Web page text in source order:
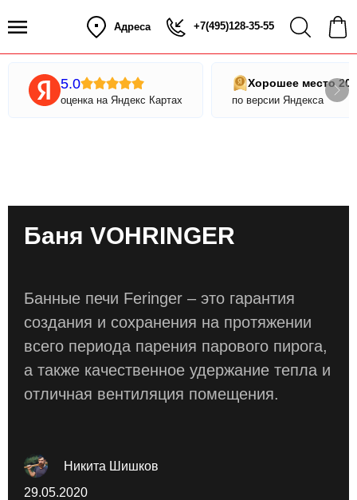
Адреса +7(495)128-35-55
5.0
оценка на Яндекс Картах
Хорошее место
по версии Яндекса
Баня VOHRINGER
Банные печи Feringer – это гарантия
создания и сохранения на протяжении
всего периода парения парового пирога,
а также качественное удержание тепла и
отличная вентиляция помещения.
Никита Шишков
29.05.2020